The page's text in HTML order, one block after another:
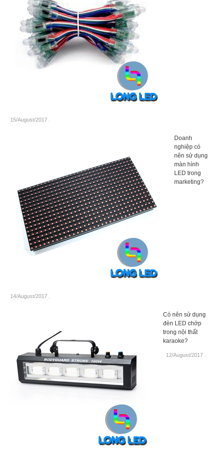
15/August/2017
Doanh
nghiệp có
nên sử dụng
màn hình
LED trong
marketing?
14/August/2017
Có nên sử dụng
đèn LED chớp
trong nội thất
karaoke?
12/August/2017